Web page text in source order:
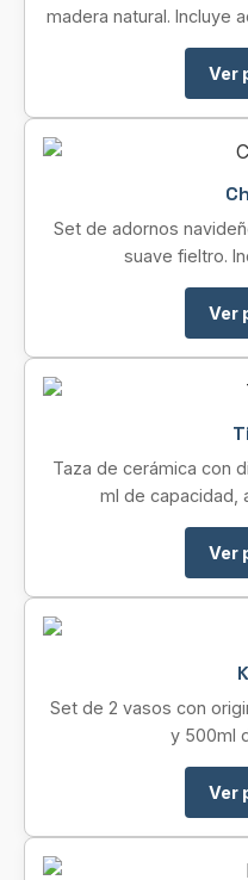
madera natural. Incluye
Ver
Set de adornos
suave fieltro.
Ver
Taza de cerámica con
ml de capacidad,
Ver
Set de 2 vasos con
y 500ml
Ver